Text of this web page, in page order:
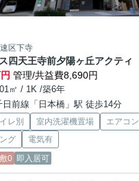
区下寺
四天王寺前夕陽ヶ丘アクティ
管理/共益費8,690円
㎡ / 1K /築6年
日前線「日本橋」駅 徒歩14分
レ別 室内洗濯機置場 エアコン
グ
電気有
敷0 即入居可